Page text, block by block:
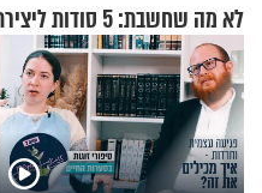
לא מה שחשבת: 5 סודות ליצירת מראה מטופח ורענן